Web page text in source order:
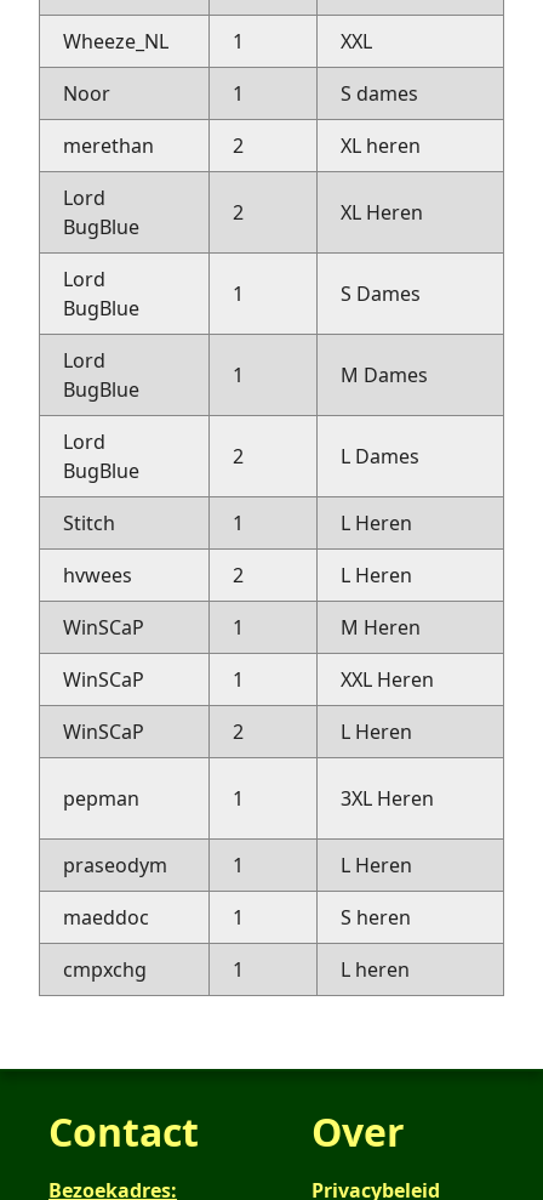
Wheeze_NL
1 XXL
Noor
1
S dames
merethan
2 XL heren
Lord
BugBlue
2 XL Heren
Lord
BugBlue
1 S Dames
Lord
BugBlue
1 M Dames
Lord
BugBlue
2 L Dames
Stitch 1 L Heren
hvwees
2 L Heren
WinSCaP
1 M Heren
WinSCaP
1 XXL Heren
WinSCaP
2 L Heren
pepman 1 3XL Heren
praseodym
1 L Heren
maeddoc
1 S heren
cmpxchg
1 L heren
Contact
Bezoekadres:
Over
Privacybeleid